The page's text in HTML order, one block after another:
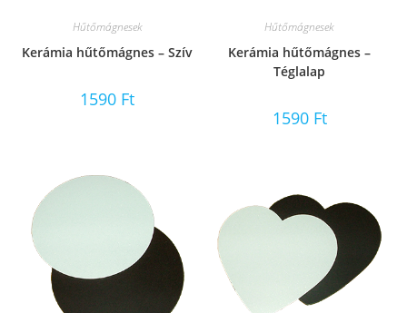
Hűtőmágnesek
Kerámia hűtőmágnes – Szív
1590 Ft
Hűtőmágnesek
Kerámia hűtőmágnes –
Téglalap
1590 Ft